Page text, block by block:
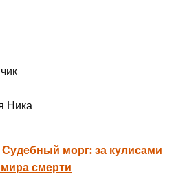
Ника
Судебный морг: за кулисами
смерти